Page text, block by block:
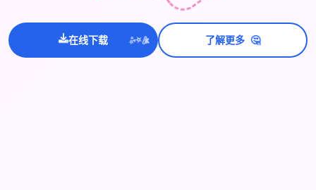
在线下载 ✨⭐💫 了解更多 🤔